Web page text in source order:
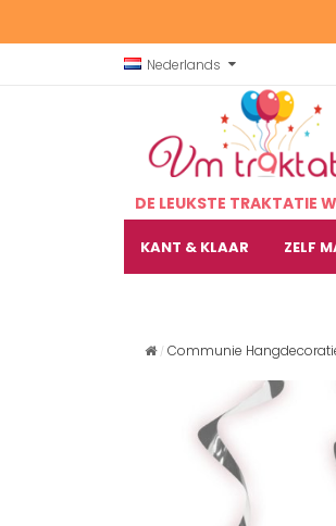
Nederlands
DE LEUKSTE TRAKTATIE
KANT & KLAAR ZELF
Communie